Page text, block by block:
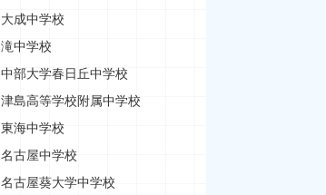
大成中学校
滝中学校
中部大学春日丘中学校
津島高等学校附属中学校
東海中学校
名古屋中学校
名古屋葵大学中学校